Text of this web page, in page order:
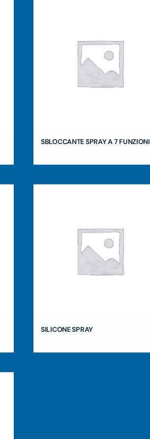
SBLOCCANTE SPRAY A 7 FUNZIONI
SILICONE SPRAY